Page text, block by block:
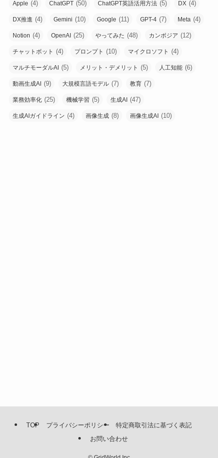
Apple (4) ChatGPT (50) ChatGPT英語活用方法 (5) DX (4)
DX推進 (4) Gemini (10) Google (11) GPT-4 (7) Meta (4)
Notion (4) OpenAI (25) やってみた (48) カンボジア (12)
チャットボット (4) プロンプト (10) マイクロソフト (4)
マルチモーダルAI (5) メリット・デメリット (5) 人工知能 (6)
動画生成AI (9) 大規模言語モデル (7) 教育 (7)
業務効率化 (25) 機械学習 (5) 生成AI (47)
生成AIガイドライン (4) 画像生成 (8) 画像生成AI (10)
TOP プライバシーポリシー
特定商取引法に基づく表記
お問い合わせ